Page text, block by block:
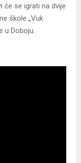
će se igrati na dvije
škole „Vuk
u Doboju.